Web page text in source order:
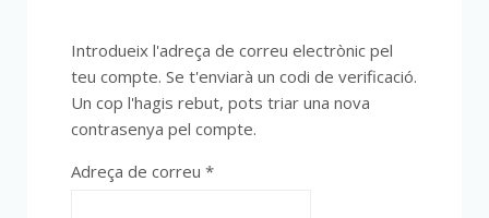
Introdueix l'adreça de correu electrònic pel
teu compte. Se t'enviarà un codi de verificació.
Un cop l'hagis rebut, pots triar una nova
contrasenya pel compte.
Adreça de correu *